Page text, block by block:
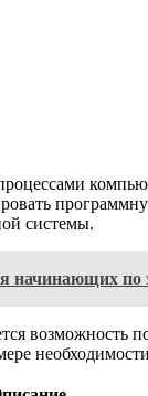
системы.
начинающих по
возможность